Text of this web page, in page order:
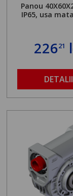
Panou
IP65, usa
22621
DETALII